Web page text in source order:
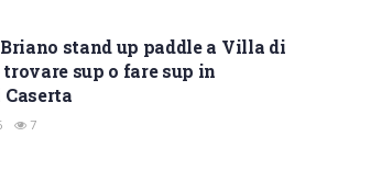
stand up paddle a Villa di
sup o fare sup in
7